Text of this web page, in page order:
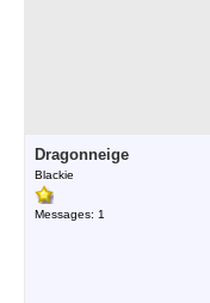
Dragonneige
Blackie
Messages: 1